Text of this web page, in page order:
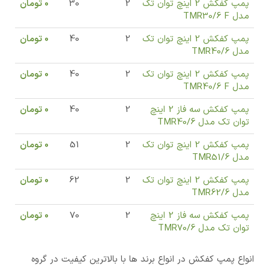
پمپ کفکش 2 اینچ توان تک
مدل TMR30/6 F
2
30
0 تومان
پمپ کفکش 2 اینچ توان تک
مدل TMR40/6
2
40
0 تومان
پمپ کفکش 2 اینچ توان تک
مدل TMR40/6 F
2
40
0 تومان
پمپ کفکش سه فاز 2 اینچ
توان تک مدل TMR40/6
2
40
0 تومان
پمپ کفکش 2 اینچ توان تک
مدل TMR51/6
2
51
0 تومان
پمپ کفکش 2 اینچ توان تک
مدل TMR62/6
2
62
0 تومان
پمپ کفکش سه فاز 2 اینچ
توان تک مدل TMR70/6
2
70
0 تومان
انواع پمپ کفکش در انواع برند ها با بالاترین کیفیت در گروه